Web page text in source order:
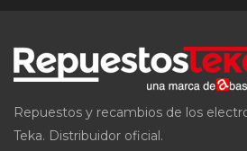
Repuestos y recambios de los
Teka. Distribuidor oficial.